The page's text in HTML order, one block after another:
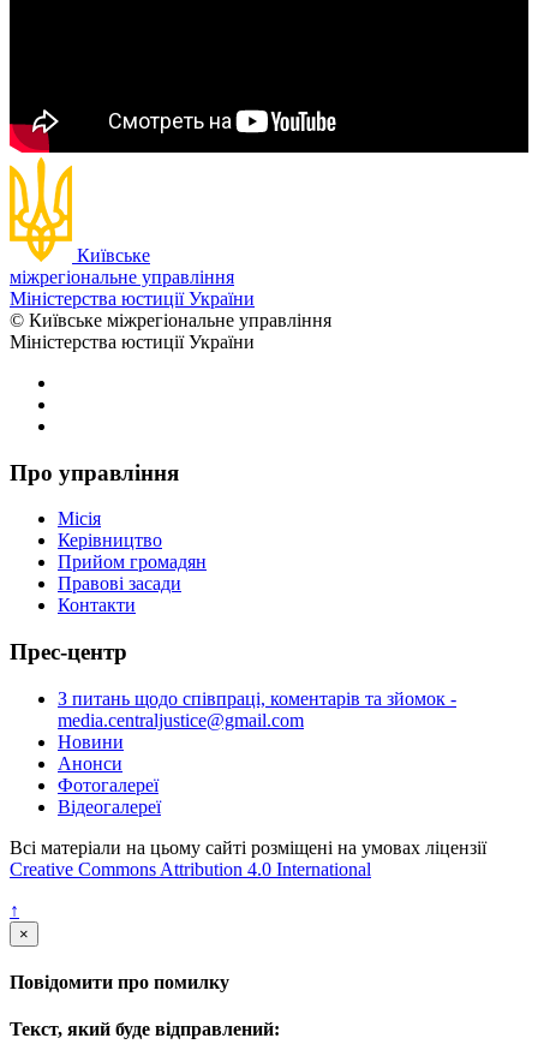
Київське
міжрегіональне управління
Міністерства юстиції України
© Київське міжрегіональне управління
Міністерства юстиції України
Про управління
Місія
Керівництво
Прийом громадян
Правові засади
Контакти
Прес-центр
З питань щодо співпраці, коментарів та зйомок -
media.centraljustice@gmail.com
Новини
Анонси
Фотогалереї
Відеогалереї
Всі матеріали на цьому сайті розміщені на умовах ліцензії
Creative Commons Attribution 4.0 International
↑
×
Повідомити про помилку
Текст, який буде відправлений: